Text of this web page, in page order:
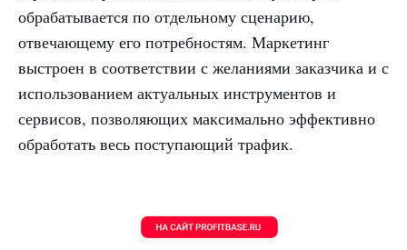
обрабатывается по отдельному сценарию,
отвечающему его потребностям. Маркетинг
выстроен в соответствии с желаниями заказчика и с
использованием актуальных инструментов и
сервисов, позволяющих максимально эффективно
обработать весь поступающий трафик.